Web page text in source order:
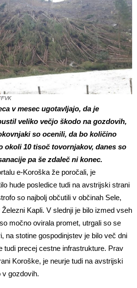
v mesec ugotavljajo, da je
veliko večjo škodo na gozdovih,
so ocenili, da bo količino
okoli 10 tisoč tovornjakov, danes so
pa še zdaleč ni konec.
e-Koroška že poročali, je
hude posledice tudi na avstrijski strani
so najbolj občutili v občinah Sele,
Kapli. V slednji je bilo izmed vseh
močno ovirala promet, utrgali so se
na stotine gospodinjstev je bilo več dni
tudi precej cestne infrastrukture. Prav
Koroške, je neurje tudi na avstrijski
v gozdovih.